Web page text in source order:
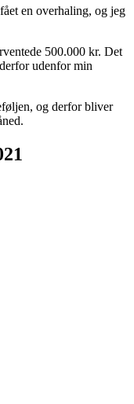
en overhaling, og jeg
500.000 kr. Det
udenfor min
og derfor bliver